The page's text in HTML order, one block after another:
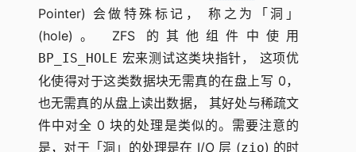
Pointer) 会做特殊标记， 称之为「洞」
(hole)。 ZFS 的其他组件中使用
BP_IS_HOLE 宏来测试这类块指针， 这项优
化使得对于这类数据块无需真的在盘上写 0，
也无需真的从盘上读出数据， 其好处与稀疏文
件中对全 0 块的处理是类似的。需要注意的
是，对于「洞」的处理是在 I/O 层 (zio) 的时